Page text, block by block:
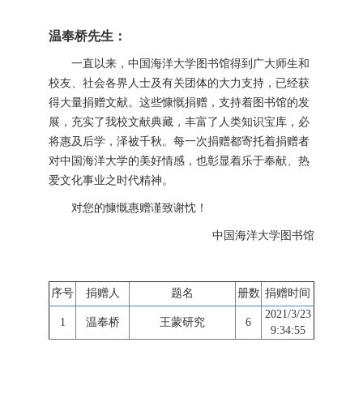
温奉桥先生：
一直以来，中国海洋大学图书馆得到广大师生和
校友、社会各界人士及有关团体的大力支持，已经获
得大量捐赠文献。这些慷慨捐赠，支持着图书馆的发
展，充实了我校文献典藏，丰富了人类知识宝库，必
将惠及后学，泽被千秋。每一次捐赠都寄托着捐赠者
对中国海洋大学的美好情感，也彰显着乐于奉献、热
爱文化事业之时代精神。
对您的慷慨惠赠谨致谢忱！
中国海洋大学图书馆
序号 捐赠人 题名 册数 捐赠时间
1 温奉桥 王蒙研究 6
2021/3/23
9:34:55